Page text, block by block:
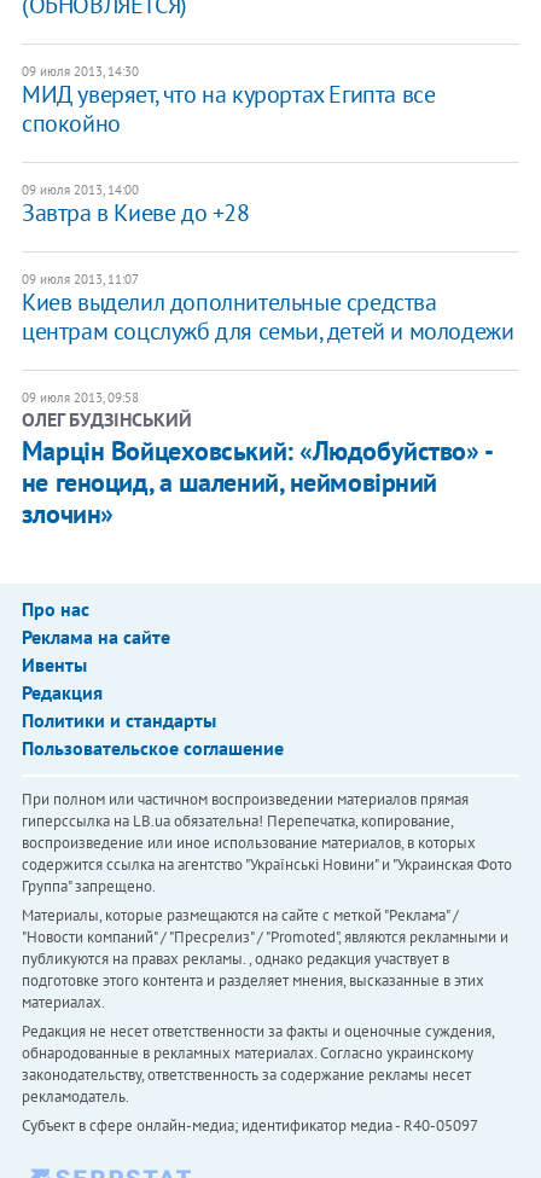
09 июля 2013, 14:30
МИД уверяет, что на курортах Египта все
спокойно
09 июля 2013, 14:00
Завтра в Киеве до +28
09 июля 2013, 11:07
Киев выделил дополнительные средства
центрам соцслужб для семьи, детей и молодежи
09 июля 2013, 09:58
ОЛЕГ БУДЗІНСЬКИЙ
Марцін Войцеховський: «Людобуйство» -
не геноцид, а шалений, неймовірний
злочин»
Про нас
Реклама на сайте
Ивенты
Редакция
Политики и стандарты
Пользовательское соглашение
При полном или частичном воспроизведении материалов прямая
гиперссылка на LB.ua обязательна! Перепечатка, копирование,
воспроизведение или иное использование материалов, в которых
содержится ссылка на агентство "Українськi Новини" и "Украинская Фото
Группа" запрещено.
Материалы, которые размещаются на сайте с меткой "Реклама" /
"Новости компаний" / "Пресрелиз" / "Promoted", являются рекламными и
публикуются на правах рекламы. , однако редакция участвует в
подготовке этого контента и разделяет мнения, высказанные в этих
материалах.
Редакция не несет ответственности за факты и оценочные суждения,
обнародованные в рекламных материалах. Согласно украинскому
законодательству, ответственность за содержание рекламы несет
рекламодатель.
Субъект в сфере онлайн-медиа; идентификатор медиа - R40-05097